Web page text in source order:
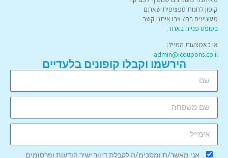
קופון לחנות ספציפית שאתם
מעוניינים בה? צרו איתנו קשר
בטופס פנייה באתר.
או באמצעות המייל:
admin@icoupons.co.il
הירשמו וקבלו קופונים בלעדיים
אני מאשר/ת ומסכימ/ה לקבלת דיוור ישיר הודעות ופרסומים